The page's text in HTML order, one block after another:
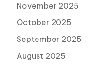
November 2025
October 2025
September 2025
August 2025